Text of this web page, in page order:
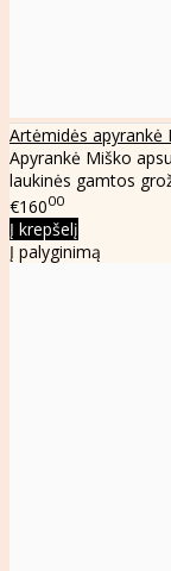
Artėmidės apyrankė
Apyrankė Miško
laukinės gamtos
€16000
Į krepšelį
Į palyginimą